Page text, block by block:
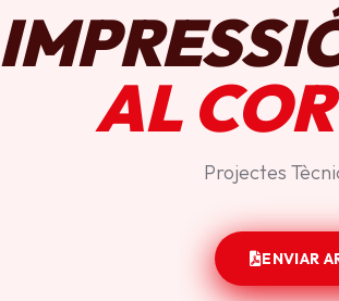
AL COR
Projectes
ENVIAR